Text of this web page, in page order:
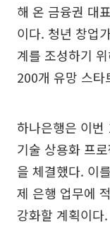
해 온 금융권 대
이다. 청년 창업
계를 조성하기
200개 유망 스타
하나은행은 이
기술 상용화 프
을 체결했다. 이
제 은행 업무에
강화할 계획이다.